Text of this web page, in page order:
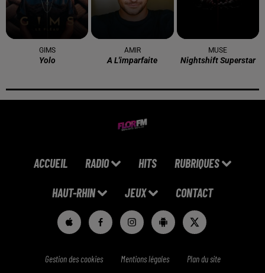
GIMS
Yolo
AMIR
A L'imparfaite
MUSE
Nightshift Superstar
ACCUEIL RADIO HITS RUBRIQUES
HAUT-RHIN JEUX CONTACT
Gestion des cookies Mentions légales Plan du site